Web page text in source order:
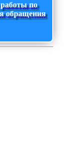
по
обращения